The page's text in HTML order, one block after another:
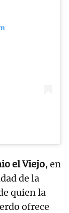
el Viejo, en
de la
quien la
ofrece